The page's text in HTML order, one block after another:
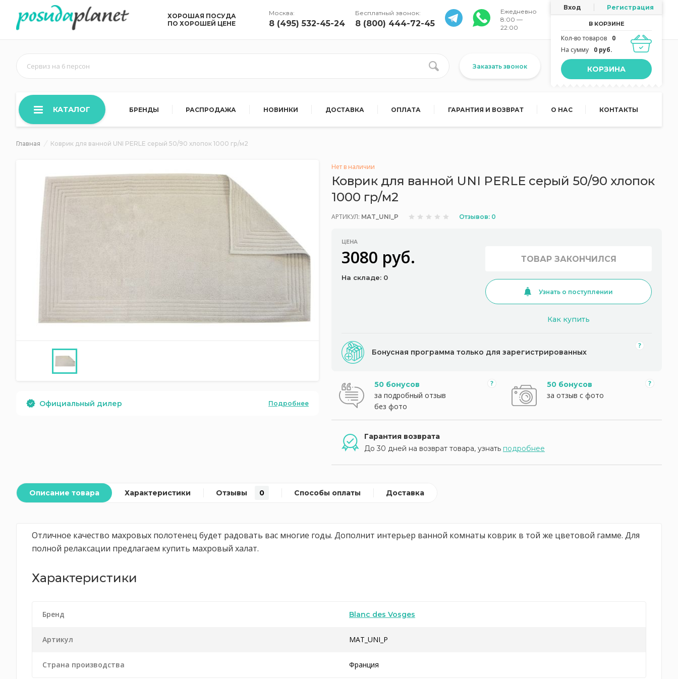
ХОРОШАЯ ПОСУДА
ПО ХОРОШЕЙ ЦЕНЕ
Москва:
8 (495) 532-45-24
Бесплатный звонок:
8 (800) 444-72-45
Ежедневно
8:00 —
22:00
Вход Регистрация
В КОРЗИНЕ
Кол-во товаров
0
На сумму
0 руб.
КОРЗИНА
Сервиз на 6 персон Заказать звонок
КАТАЛОГ БРЕНДЫ РАСПРОДАЖА НОВИНКИ ДОСТАВКА ОПЛАТА ГАРАНТИЯ И ВОЗВРАТ О НАС КОНТАКТЫ
Главная Коврик для ванной UNI PERLE серый 50/90 хлопок 1000 гр/м2
Официальный дилер Подробнее
Нет в наличии
Коврик для ванной UNI PERLE серый 50/90 хлопок
1000 гр/м2
АРТИКУЛ: MAT_UNI_P Отзывов: 0
ЦЕНА
3080 руб.
На складе: 0
ТОВАР ЗАКОНЧИЛСЯ
Узнать о поступлении
Как купить
Бонусная программа только для зарегистрированных
50 бонусов
за подробный отзыв
без фото
50 бонусов
за отзыв с фото
Гарантия возврата
До 30 дней на возврат товара, узнать подробнее
Описание товара Характеристики Отзывы 0 Способы оплаты Доставка
Отличное качество махровых полотенец будет радовать вас многие годы. Дополнит интерьер ванной комнаты коврик в той же цветовой гамме. Для
полной релаксации предлагаем купить махровый халат.
Характеристики
Бренд Blanc des Vosges
Артикул MAT_UNI_P
Страна производства Франция